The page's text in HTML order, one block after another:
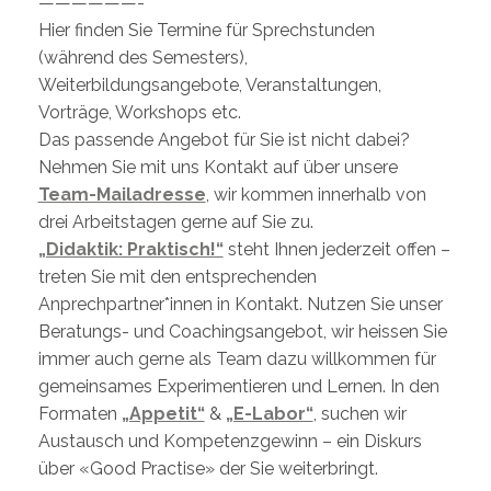
Hier finden Sie Termine für Sprechstunden
(während des Semesters),
Weiterbildungsangebote, Veranstaltungen,
Vorträge, Workshops etc.
Das passende Angebot für Sie ist nicht dabei?
Nehmen Sie mit uns Kontakt auf über unsere
Team-Mailadresse , wir kommen innerhalb von
drei Arbeitstagen gerne auf Sie zu.
„Didaktik: Praktisch!“steht Ihnen jederzeit offen –
treten Sie mit den entsprechenden
Anprechpartner*innen in Kontakt. Nutzen Sie unser
Beratungs- und Coachingsangebot, wir heissen Sie
immer auch gerne als Team dazu willkommen für
gemeinsames Experimentieren und Lernen. In den
Formaten „Appetit“& „E-Labor“, suchen wir
Austausch und Kompetenzgewinn – ein Diskurs
über «Good Practise» der Sie weiterbringt.